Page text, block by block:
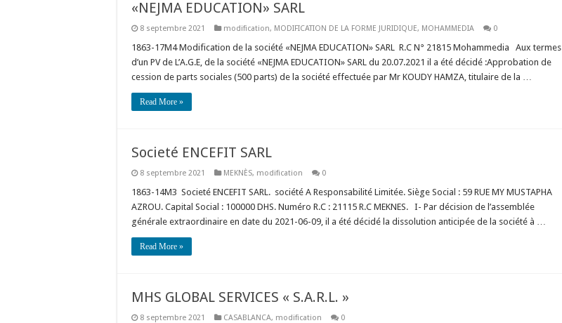
«NEJMA EDUCATION» SARL
8 septembre 2021 modification, MODIFICATION DE LA FORME JURIDIQUE, MOHAMMEDIA 0
1863-17M4 Modification de la société «NEJMA EDUCATION» SARL R.C N° 21815 Mohammedia Aux termes
d’un PV de L’A.G.E, de la société «NEJMA EDUCATION» SARL du 20.07.2021 il a été décidé :Approbation de
cession de parts sociales (500 parts) de la société effectuée par Mr KOUDY HAMZA, titulaire de la …
Read More »
Societé ENCEFIT SARL
8 septembre 2021 MEKNÈS, modification 0
1863-14M3 Societé ENCEFIT SARL. société A Responsabilité Limitée. Siège Social : 59 RUE MY MUSTAPHA
AZROU. Capital Social : 100000 DHS. Numéro R.C : 21115 R.C MEKNES. I- Par décision de l’assemblée
générale extraordinaire en date du 2021-06-09, il a été décidé la dissolution anticipée de la société à …
Read More »
MHS GLOBAL SERVICES « S.A.R.L. »
8 septembre 2021 CASABLANCA, modification 0